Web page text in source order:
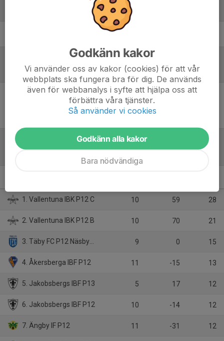
Tränare
Referat
Inget referat skrivet
Tabell
1. Vallentuna IBK P12 C 10 59 28
2. Vallentuna IBK P12 B 10 70 21
3. Täby FC P12 Näsbypark 9 0 15
4. Åkersberga IBF P12 11 -15 13
5. Jakobsbergs IBF P13 5 17 12
6. Jakobsbergs IBF P12 10 -14 12
7. Ängby IF P12 11 -31 12
Godkänn kakor
Vi använder oss av kakor (cookies) för att vår
webbplats ska fungera bra för dig. De används
även för webbanalys i syfte att hjälpa oss att
förbättra våra tjänster.
Så använder vi cookies
Godkänn alla kakor
Bara nödvändiga